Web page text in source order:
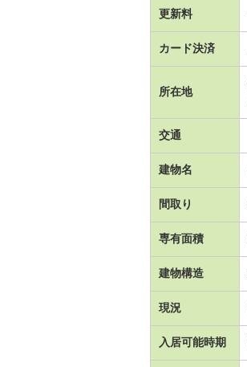
更新料
カード決済
所在地
交通
建物名
間取り
専有面積
建物構造
現況
入居可能時期